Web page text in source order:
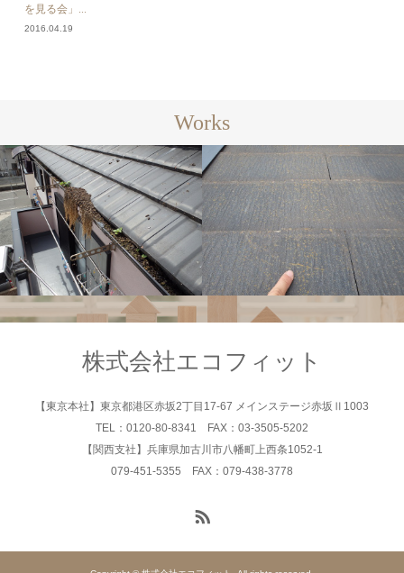
を見る会」...
2016.04.19
Works
リフォーム
株式会社エコフィット
【東京本社】東京都港区赤坂2丁目17-67 メインステージ赤坂Ⅱ1003
TEL：0120-80-8341 FAX：03-3505-5202
【関西支社】兵庫県加古川市八幡町上西条1052-1
079-451-5355 FAX：079-438-3778